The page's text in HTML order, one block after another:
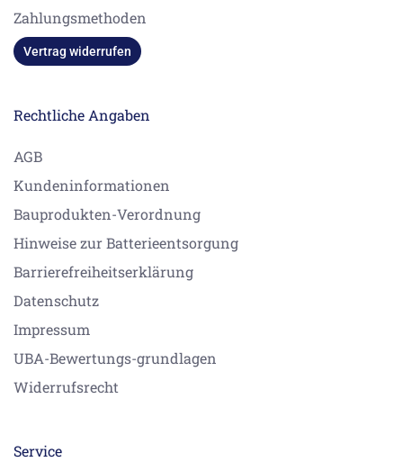
Zahlungsmethoden
Vertrag widerrufen
Rechtliche Angaben
AGB
Kundeninformationen
Bauprodukten-Verordnung
Hinweise zur Batterieentsorgung
Barrierefreiheitserklärung
Datenschutz
Impressum
UBA-Bewertungs-grundlagen
Widerrufsrecht
Service